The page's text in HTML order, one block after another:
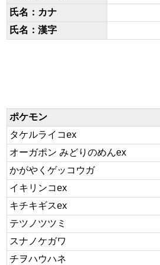
氏名：カナ
氏名：漢字
ポケモン
タケルライコex
オーガポン みどりのめんex
かがやくゲッコウガ
イキリンコex
キチキギスex
テツノツツミ
スナノケガワ
チヲハウハネ